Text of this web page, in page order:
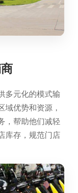
多元化的模式输
域优势和资源，
，帮助他们减轻
库存，规范门店